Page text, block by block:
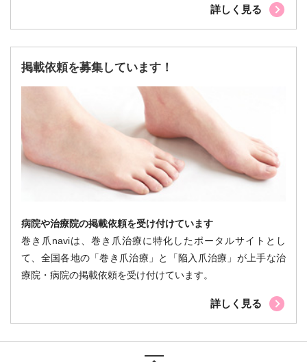
詳しく見る
掲載依頼を募集しています！
病院や治療院の掲載依頼を受け付けています
巻き爪naviは、巻き爪治療に特化したポータルサイトとし
て、全国各地の「巻き爪治療」と「陥入爪治療」が上手な治
療院・病院の掲載依頼を受け付けています。
詳しく見る